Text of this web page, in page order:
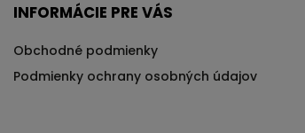
INFORMÁCIE PRE VÁS
Obchodné podmienky
Podmienky ochrany osobných údajov